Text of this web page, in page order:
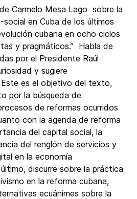
Carmelo Mesa Lago sobre la
en Cuba de los últimos
cubana en ocho ciclos
y pragmáticos.” Habla de
por el Presidente Raúl
y sugiere
es el objetivo del texto,
por la búsqueda de
de reformas ocurridos
con la agenda de reforma
del capital social, la
del renglón de servicios y
en la economía
discurre sobre la práctica
en la reforma cubana,
ecuánimes sobre la